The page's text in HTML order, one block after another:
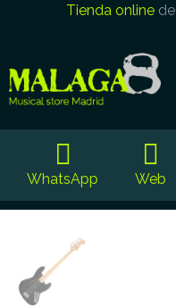
Tienda onlinede
WhatsApp Web